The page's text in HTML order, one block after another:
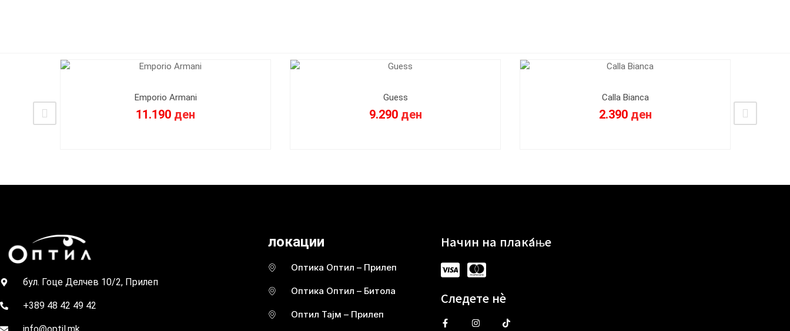
Emporio Armani
11.190 ден
Guess
9.290 ден
Calla Bianca
2.390 ден
бул. Гоце Делчев 10/2, Прилеп
+389 48 42 49 42
локации
Оптика Оптил – Прилеп
Оптика Оптил – Битола
Оптил Тајм – Прилеп
Начин на плаќање
Следете нè